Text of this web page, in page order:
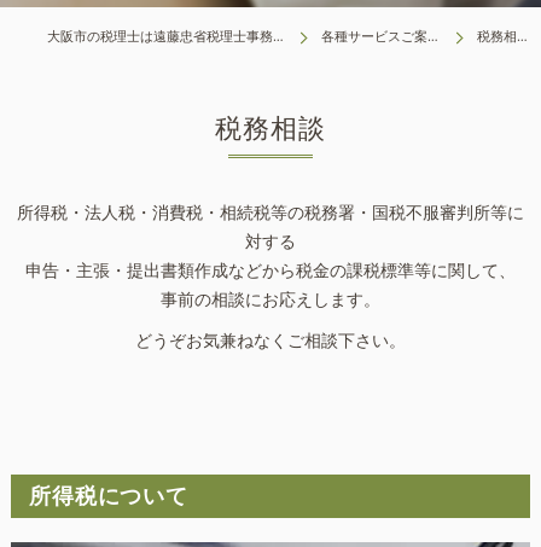
大阪市の税理士は遠藤忠省税理士事務所 各種サービスご案内 税務相談
税務相談
所得税・法人税・消費税・相続税等の税務署・国税不服審判所等に
対する
申告・主張・提出書類作成などから税金の課税標準等に関して、
事前の相談にお応えします。
どうぞお気兼ねなくご相談下さい。
所得税について